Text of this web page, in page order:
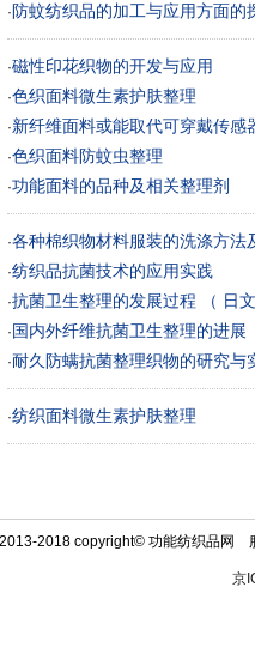
·防蚊纺织品的加工与应用方面的
·磁性印花织物的开发与应用
·色织面料微生素护肤整理
·新纤维面料或能取代可穿戴传感
·色织面料防蚊虫整理
·功能面料的品种及相关整理剂
·各种棉织物材料服装的洗涤方法
·纺织品抗菌技术的应用实践
·抗菌卫生整理的发展过程 （ 日
·国内外纤维抗菌卫生整理的进展
·耐久防螨抗菌整理织物的研究与
·纺织面料微生素护肤整理
2013-2018 copyright© 功能纺织品网
京